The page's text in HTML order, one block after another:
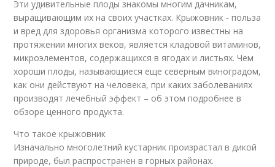
Эти удивительные плоды знакомы многим дачникам,
выращивающим их на своих участках. Крыжовник - польза
и вред для здоровья организма которого известны на
протяжении многих веков, является кладовой витаминов,
микроэлементов, содержащихся в ягодах и листьях. Чем
хороши плоды, называющиеся еще северным виноградом,
как они действуют на человека, при каких заболеваниях
производят лечебный эффект – об этом подробнее в
обзоре ценного продукта.
Что такое крыжовник
Изначально многолетний кустарник произрастал в дикой
природе, был распространен в горных районах.